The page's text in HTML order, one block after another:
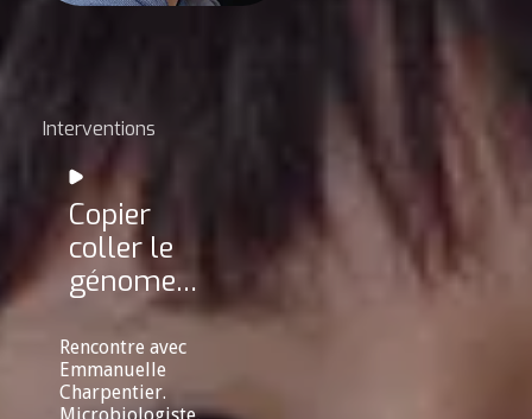
Interventions
Copier
coller le
génome…
Rencontre avec
Emmanuelle
Charpentier.